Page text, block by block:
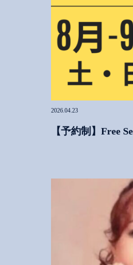
2026.04.23
【予約制】Free